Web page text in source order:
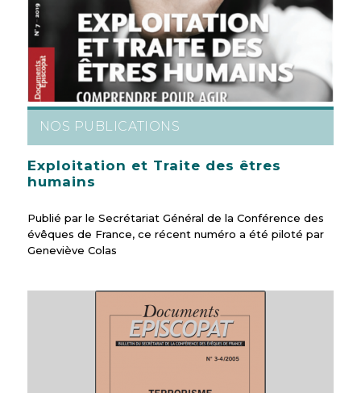
NOS PUBLICATIONS
Exploitation et Traite des êtres
humains
Publié par le Secrétariat Général de la Conférence des
évêques de France, ce récent numéro a été piloté par
Geneviève Colas